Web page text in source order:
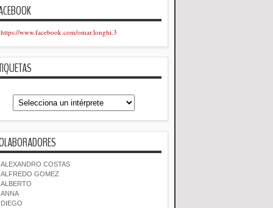
https://www.facebook.com/omar.longhi.3
ALEXANDRO COSTAS
ALFREDO GOMEZ
ALBERTO
ANNA
DIEGO